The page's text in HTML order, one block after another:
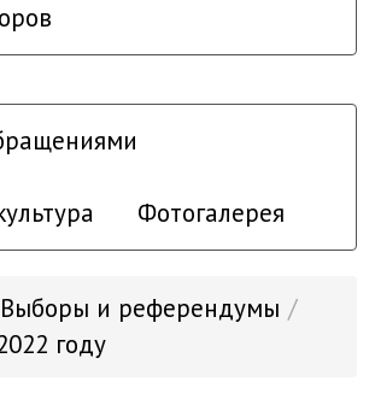
Фотогалерея
Выборы и референдумы
году